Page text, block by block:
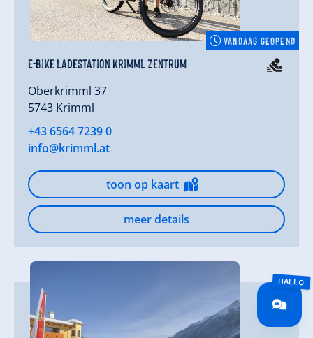
VANDAAG GEOPEND
E-Bike Ladestation Krimml Zentrum
Oberkrimml 37
5743 Krimml
+43 6564 7239 0
info@krimml.at
toon op kaart
meer details